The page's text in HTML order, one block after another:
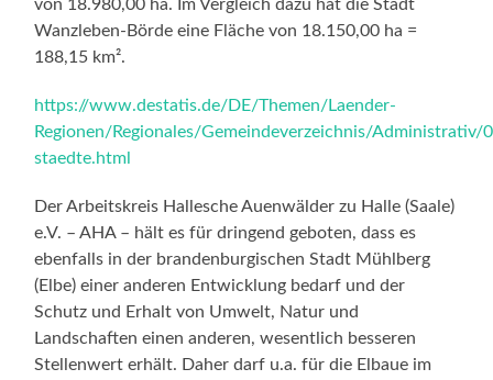
von 18.980,00 ha. Im Vergleich dazu hat die Stadt
Wanzleben-Börde eine Fläche von 18.150,00 ha =
188,15 km².
https://www.destatis.de/DE/Themen/Laender-
Regionen/Regionales/Gemeindeverzeichnis/Administrativ/
staedte.html
Der Arbeitskreis Hallesche Auenwälder zu Halle (Saale)
e.V. – AHA – hält es für dringend geboten, dass es
ebenfalls in der brandenburgischen Stadt Mühlberg
(Elbe) einer anderen Entwicklung bedarf und der
Schutz und Erhalt von Umwelt, Natur und
Landschaften einen anderen, wesentlich besseren
Stellenwert erhält. Daher darf u.a. für die Elbaue im